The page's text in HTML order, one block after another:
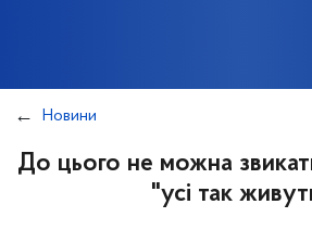
Новини
До цього не можна
"усі так